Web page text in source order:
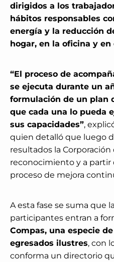
dirigidos a los
hábitos responsables
energía y la reducción
hogar, en la oficina y
“El proceso de
se ejecuta durante un
formulación de un plan
que cada una lo pueda
sus capacidades”,
quien detalló que luego
resultados la
reconocimiento y a partir
proceso de mejora
A esta fase se suma que
participantes entran a
Compas, una especie
egresados ilustres, con
conforma un directorio